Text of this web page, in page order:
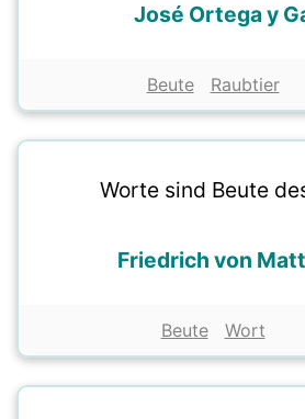
José Ortega y
Beute Raubtier
Worte sind Beute
Friedrich von
Beute Wort